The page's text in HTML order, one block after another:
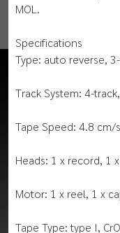
MOL.
Specifications
Type: auto reverse,
Track System: 4-
Tape Speed: 4.8 cm/s
Heads: 1 x record, 1
Motor: 1 x reel, 1 x
Tape Type: type I,